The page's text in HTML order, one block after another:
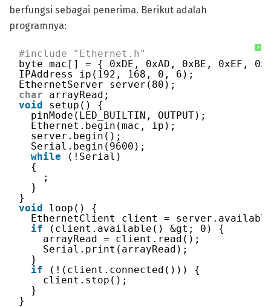
berfungsi sebagai penerima. Berikut adalah
programnya:
?
#include "Ethernet.h"
byte mac[] = { 0xDE, 0xAD, 0xBE, 0xEF,
IPAddress ip(192, 168, 0, 6);
EthernetServer server(80);
char
arrayRead;
void
setup() {
pinMode(LED_BUILTIN, OUTPUT);
Ethernet.begin(mac, ip);
server.begin();
Serial.begin(9600);
while
(!Serial)
{
;
}
}
void
loop() {
EthernetClient client =
if
(client.available() &gt; 0) {
arrayRead = client.read();
Serial.print(arrayRead);
}
if
(!(client.connected())) {
client.stop();
}
}